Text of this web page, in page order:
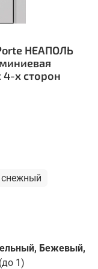
НЕАПОЛЬ
х сторон
Бежевый,
(до 1)